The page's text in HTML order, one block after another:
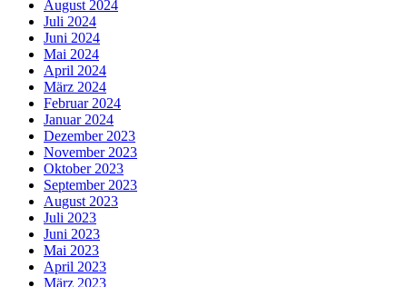
August 2024
Juli 2024
Juni 2024
Mai 2024
April 2024
März 2024
Februar 2024
Januar 2024
Dezember 2023
November 2023
Oktober 2023
September 2023
August 2023
Juli 2023
Juni 2023
Mai 2023
April 2023
März 2023